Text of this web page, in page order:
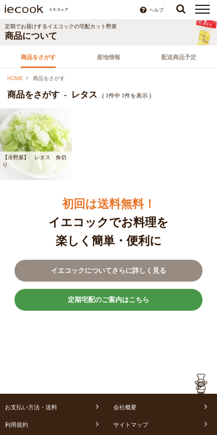
ヘルプ
商品をさがす 産地情報 配送商品予定
定期でお届けするイエコックの宅配カット野菜
商品について
HOME 商品をさがす
商品をさがす - レタス ( 1件中 1件を表示 )
【冷野菜】 レタス 角切
り
初回は送料無料！
イエコックでお料理を
楽しく簡単・便利に
イエコックについてさらに詳しく見る
定期宅配のご案内はこちら
お支払い方法・送料 会社概要
利用規約 サイトマップ